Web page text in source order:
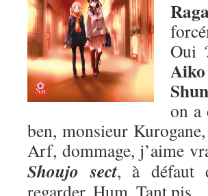
Oui
on a
ben, monsieur
Arf, dommage, j’aime
Shoujo sect, à défaut
regarder. Hum. Tant pis.